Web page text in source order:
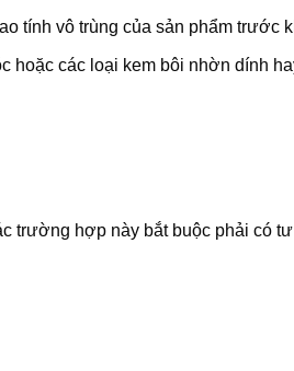
tính vô trùng của sản phẩm trước
hoặc các loại kem bôi nhờn dính
trường hợp này bắt buộc phải có